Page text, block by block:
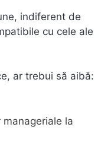
indiferent de
cu cele ale
ar trebui să aibă:
la